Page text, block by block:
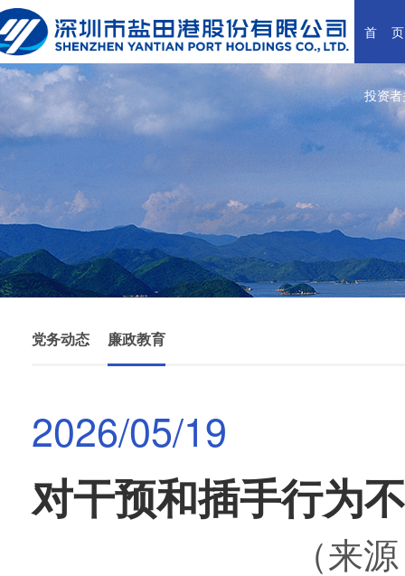
首    页
投资
党务动态 廉政教育
2026/05/19
对干预和插手行为
（来